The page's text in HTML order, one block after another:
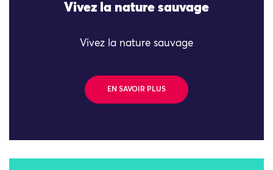
Vivez la nature sauvage
Vivez la nature sauvage
EN SAVOIR PLUS